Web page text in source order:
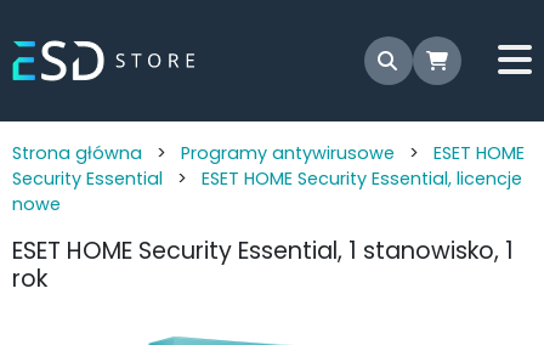
Strona główna > Programy antywirusowe > ESET HOME
Security Essential
> ESET HOME Security Essential, licencje
nowe
ESET HOME Security Essential, 1 stanowisko, 1
rok